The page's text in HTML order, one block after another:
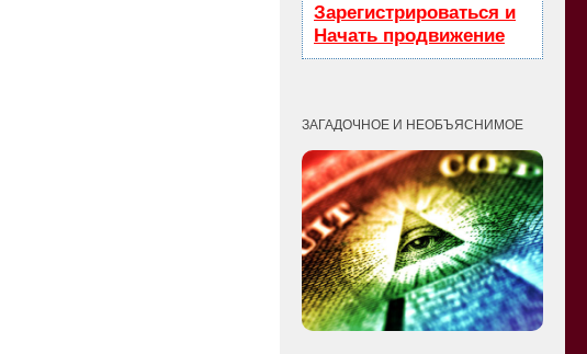
Зарегистрироваться и
Начать продвижение
ЗАГАДОЧНОЕ И НЕОБЪЯСНИМОЕ